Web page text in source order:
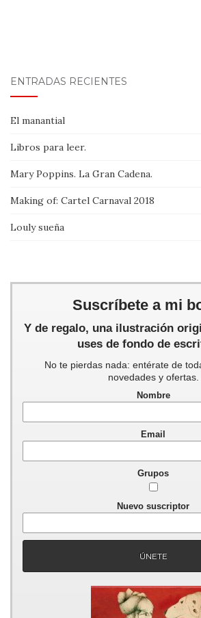
ENTRADAS RECIENTES
El manantial
Libros para leer.
Mary Poppins. La Gran Cadena.
Making of: Cartel Carnaval 2018
Louly sueña
Suscríbete a mi
Y de regalo, una ilustración
uses de fondo de
No te pierdas nada: entérate de
novedades y ofertas.
Nombre
Email
Grupos
Nuevo suscriptor